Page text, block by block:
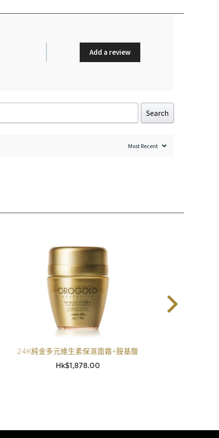
Add a review
Search
24K純金多元維生素保濕面霜+胺基酸
$1,878.00